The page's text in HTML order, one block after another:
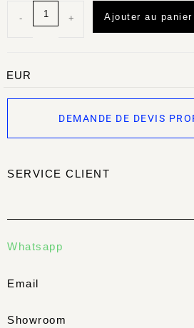
- + Ajouter au panier
DEMANDE DE DEVIS
SERVICE CLIENT
Whatsapp
Email
Showroom